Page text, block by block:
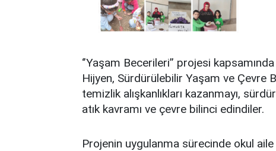
‘’Yaşam Becerileri’’ projesi
Hijyen, Sürdürülebilir Yaşam ve Çevre
temizlik alışkanlıkları kazanmayı,
atık kavramı ve çevre bilinci edindiler.
Projenin uygulanma sürecinde okul